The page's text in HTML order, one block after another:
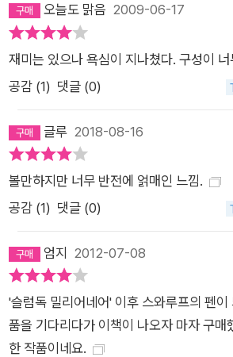
사기에 당했다는 것을 알게 된다. 그러던 그
리우드 영화 제작자로 변신하여 비키 라이
할 수 있었을까? 아룬 아드바니 사건 조사기자. 사회정의 구현이
라는 대의를 품고 자신의 칼럼을 통해 기득
발한다. 비키 라이를 강력하게 비판해왔지
을 위해 비키 라이 살인자를 찾는 데 전력을 기울인
들은 서로의 존재를 알지 못한 채 유기적으
건에 대한 거대한 인과관계를 만들어낸다.
해결까지 이르는 과정에서 이들의 모습은
이들의 변화무쌍한 행보를 통해 선과 악, 정
죄 등 인간의 양극성에 대한 명확한 구분과
럼 내릴 수 없다. 이 책이 사건 해결에 초점
용의자들의 개인적 삶의 궤적을 면밀히 따
한 양극성의 배경과 본질을 파헤치기 위함이라
오늘도 맑음 2009-06-17
재미는 있으나 욕심이 지나쳤다. 구성이
공감 (1) 댓글 (0)
글루 2018-08-16
볼만하지만 너무 반전에 얽매인 느낌.
공감 (1) 댓글 (0)
엄지 2012-07-08
'슬럼독 밀리어네어' 이후 스와루프의 펜
품을 기다리다가 이책이 나오자 마자 구매
한 작품이네요.